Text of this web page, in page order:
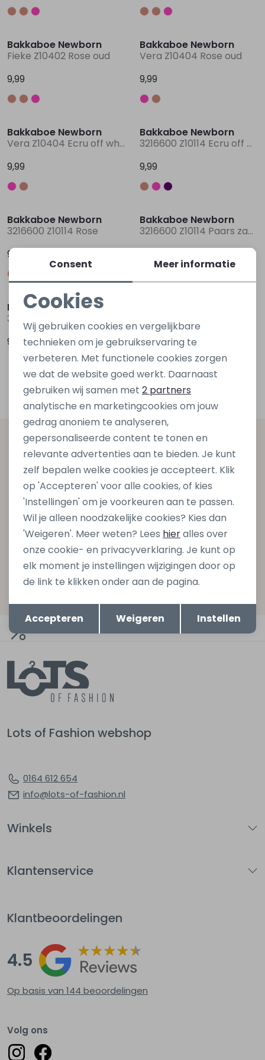
Shirts
Truien
Vesten
Shirts
Truien
Vesten
Shirtjes
Truitjes
Vestjes
Truitjes
Vestjes
Bakkaboe Newborn
Fieke Z10402 Rose oud
9,99
Bakkaboe Newborn
Vera Z10404 Rose oud
9,99
Bakkaboe Newborn
Vera Z10404 Ecru off white
9,99
Bakkaboe Newborn
3216600 Z10114 Ecru off white
9,99
Bakkaboe Newborn
3216600 Z10114 Rose
9,99
Bakkaboe Newborn
3216600 Z10114 Paars zacht lila
Bakkaboe Newborn
9,99
1
Filters
Altijd als eerste op de hoogte zijn?
Schrijf je in voor onze nieuwsbrief en ontvang dan ook
gelijk €5,- korting bij besteding van €75,- op de
nieuwe collectie!
Aanmelden
Hoe we met je data omgaan? Bekijk dit in onze
Automatisch sparen voor korting
Lots of Fashion webshop
0164 612 654
info@lots-of-fashion.nl
Winkels
Klantenservice
Klantbeoordelingen
4.5
Op basis van 144 beoordelingen
Volg ons
Noodzakelijke cookies
Personalisatie cookies
Analytische cookies
Marketing cookies
Terug Opslaan
Consent Meer informatie
Cookies
Wij gebruiken cookies en vergelijkbare
technieken om je gebruikservaring te
verbeteren. Met functionele cookies zorgen
we dat de website goed werkt. Daarnaast
gebruiken wij samen met 2 partners
analytische en marketingcookies om jouw
gedrag anoniem te analyseren,
gepersonaliseerde content te tonen en
relevante advertenties aan te bieden. Je kunt
zelf bepalen welke cookies je accepteert. Klik
op 'Accepteren' voor alle cookies, of kies
'Instellingen' om je voorkeuren aan te passen.
Wil je alleen noodzakelijke cookies? Kies dan
'Weigeren'. Meer weten? Lees hieralles over
onze cookie- en privacyverklaring. Je kunt op
elk moment je instellingen wijzigingen door op
de link te klikken onder aan de pagina.
Accepteren Weigeren Instellen